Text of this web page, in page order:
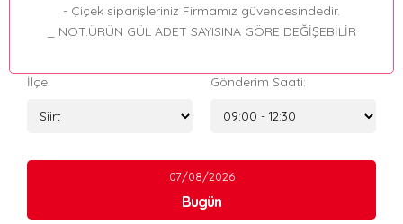
- Çiçek siparişleriniz Firmamız güvencesindedir.
_ NOT.ÜRÜN GÜL ADET SAYISINA GÖRE DEĞİŞEBİLİR
İlçe: Gönderim Saati:
07/08/2026
Bugün